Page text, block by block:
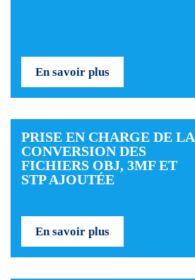
En savoir plus
PRISE EN CHARGE DE LA
CONVERSION DES
FICHIERS OBJ, 3MF ET
STP AJOUTÉE
En savoir plus